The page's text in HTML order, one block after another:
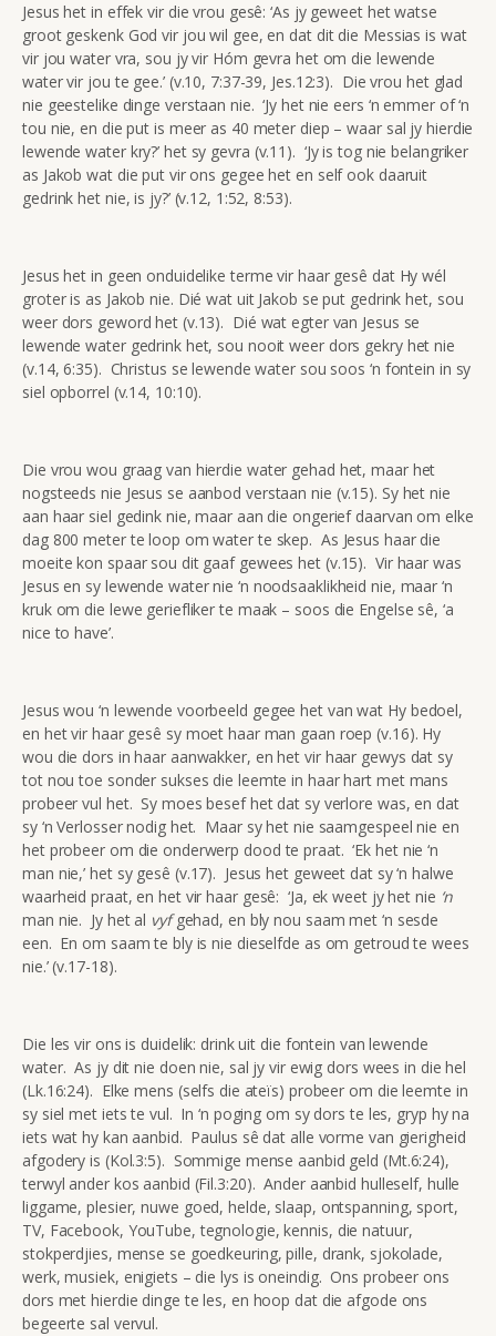
Jesus het in effek vir die vrou gesê: ‘As jy geweet het watse
groot geskenk God vir jou wil gee, en dat dit die Messias is wat
vir jou water vra, sou jy vir Hóm gevra het om die lewende
water vir jou te gee.’ (v.10, 7:37-39, Jes.12:3). Die vrou het glad
nie geestelike dinge verstaan nie. ‘Jy het nie eers ‘n emmer of ‘n
tou nie, en die put is meer as 40 meter diep – waar sal jy hierdie
lewende water kry?’ het sy gevra (v.11). ‘Jy is tog nie belangriker
as Jakob wat die put vir ons gegee het en self ook daaruit
gedrink het nie, is jy?’ (v.12, 1:52, 8:53).
Jesus het in geen onduidelike terme vir haar gesê dat Hy wél
groter is as Jakob nie. Dié wat uit Jakob se put gedrink het, sou
weer dors geword het (v.13). Dié wat egter van Jesus se
lewende water gedrink het, sou nooit weer dors gekry het nie
(v.14, 6:35). Christus se lewende water sou soos ‘n fontein in sy
siel opborrel (v.14, 10:10).
Die vrou wou graag van hierdie water gehad het, maar het
nogsteeds nie Jesus se aanbod verstaan nie (v.15). Sy het nie
aan haar siel gedink nie, maar aan die ongerief daarvan om elke
dag 800 meter te loop om water te skep. As Jesus haar die
moeite kon spaar sou dit gaaf gewees het (v.15). Vir haar was
Jesus en sy lewende water nie ‘n noodsaaklikheid nie, maar ‘n
kruk om die lewe geriefliker te maak – soos die Engelse sê, ‘a
nice to have’.
Jesus wou ‘n lewende voorbeeld gegee het van wat Hy bedoel,
en het vir haar gesê sy moet haar man gaan roep (v.16). Hy
wou die dors in haar aanwakker, en het vir haar gewys dat sy
tot nou toe sonder sukses die leemte in haar hart met mans
probeer vul het. Sy moes besef het dat sy verlore was, en dat
sy ‘n Verlosser nodig het. Maar sy het nie saamgespeel nie en
het probeer om die onderwerp dood te praat. ‘Ek het nie ‘n
man nie,’ het sy gesê (v.17). Jesus het geweet dat sy ‘n halwe
waarheid praat, en het vir haar gesê: ‘Ja, ek weet jy het nie ‘n
man nie. Jy het al vyfgehad, en bly nou saam met ‘n sesde
een. En om saam te bly is nie dieselfde as om getroud te wees
nie.’ (v.17-18).
Die les vir ons is duidelik: drink uit die fontein van lewende
water. As jy dit nie doen nie, sal jy vir ewig dors wees in die hel
(Lk.16:24). Elke mens (selfs die ateïs) probeer om die leemte in
sy siel met iets te vul. In ‘n poging om sy dors te les, gryp hy na
iets wat hy kan aanbid. Paulus sê dat alle vorme van gierigheid
afgodery is (Kol.3:5). Sommige mense aanbid geld (Mt.6:24),
terwyl ander kos aanbid (Fil.3:20). Ander aanbid hulleself, hulle
liggame, plesier, nuwe goed, helde, slaap, ontspanning, sport,
TV, Facebook, YouTube, tegnologie, kennis, die natuur,
stokperdjies, mense se goedkeuring, pille, drank, sjokolade,
werk, musiek, enigiets – die lys is oneindig. Ons probeer ons
dors met hierdie dinge te les, en hoop dat die afgode ons
begeerte sal vervul.